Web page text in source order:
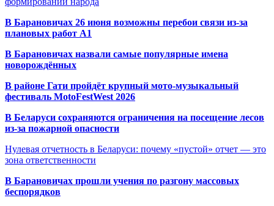
В Барановичах 26 июня возможны перебои связи из-за
плановых работ A1
В Барановичах назвали самые популярные имена
новорождённых
В районе Гати пройдёт крупный мото-музыкальный
фестиваль MotoFestWest 2026
В Беларуси сохраняются ограничения на посещение лесов
из-за пожарной опасности
Нулевая отчетность в Беларуси: почему «пустой» отчет — это
зона ответственности
В Барановичах прошли учения по разгону массовых
беспорядков